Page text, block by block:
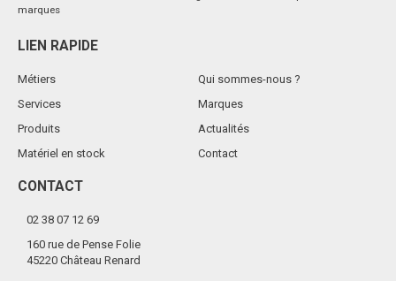
marques
LIEN RAPIDE
Métiers
Services
Produits
Matériel en stock
Qui sommes-nous ?
Marques
Actualités
Contact
CONTACT
02 38 07 12 69
160 rue de Pense Folie
45220 Château Renard